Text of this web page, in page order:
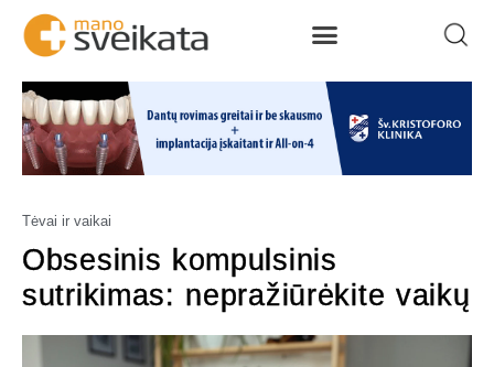
Tėvai ir vaikai
Obsesinis kompulsinis
sutrikimas: nepražiūrėkite vaikų